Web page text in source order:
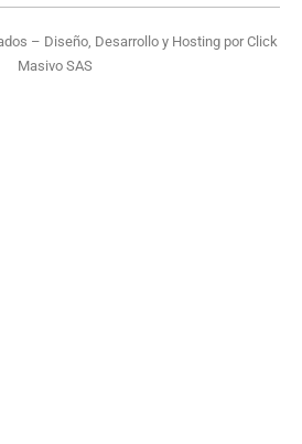
– Diseño, Desarrollo y Hosting porClick
Masivo SAS